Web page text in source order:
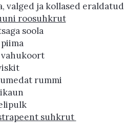
valged ja kollased eraldatud
roosuhkrut
soola
vahukoort
rummi
suhkrut